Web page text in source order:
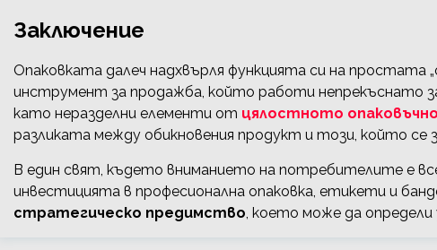
Заключение
Опаковката далеч надхвърля функцията си на простата
инструмент за продажба, който работи непрекъснато
като неразделни елементи от цялостното
разликата между обикновения продукт и този, който
В един свят, където вниманието на потребителите е
инвестицията в професионална опаковка, етикети и
стратегическо предимство , което може да определи